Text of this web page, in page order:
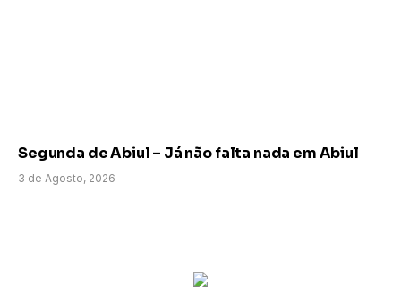
Segunda de Abiul – Já não falta nada em Abiul
3 de Agosto, 2026